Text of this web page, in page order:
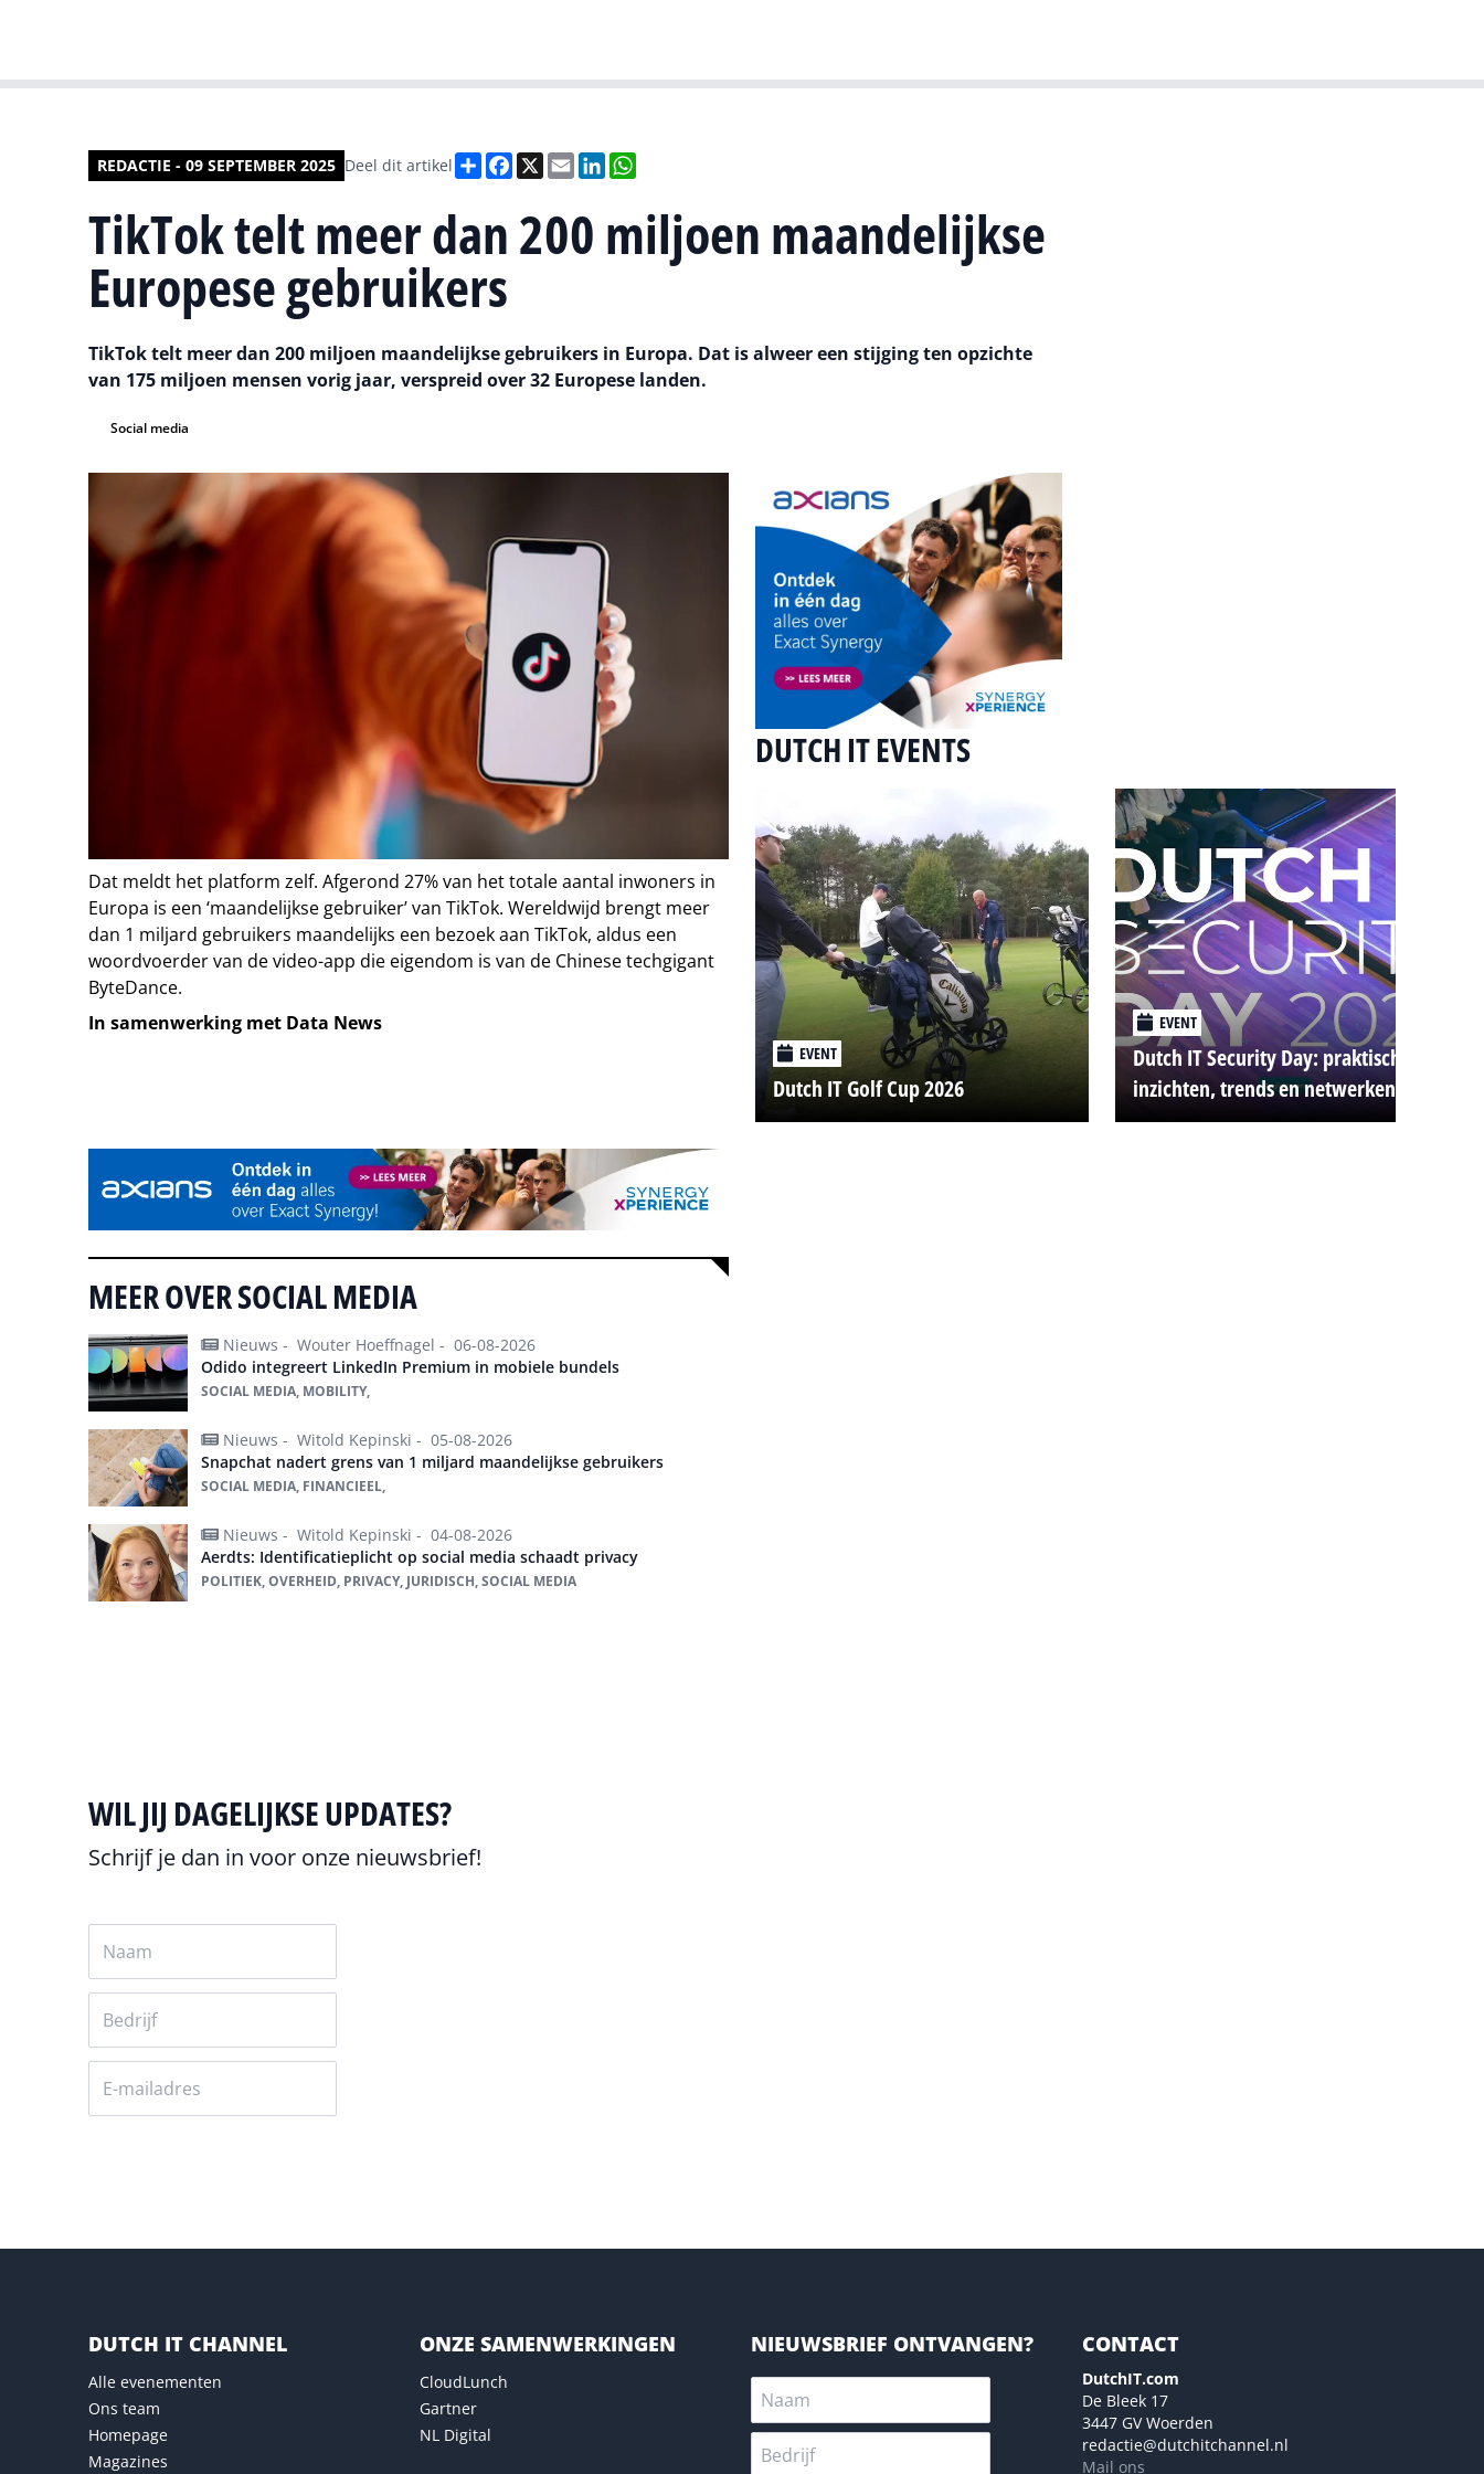
REDACTIE - 09 SEPTEMBER 2025 Deel dit artikel DeelFacebook
X EmailLinkedIn
TikTok telt meer dan 200 miljoen maandelijkse
Europese gebruikers
TikTok telt meer dan 200 miljoen maandelijkse gebruikers in Europa. Dat is alweer een stijging ten opzichte
van 175 miljoen mensen vorig jaar, verspreid over 32 Europese landen.
Social media
Dat meldt het platform zelf. Afgerond 27% van het totale aantal inwoners in
Europa is een ‘maandelijkse gebruiker’ van TikTok. Wereldwijd brengt meer
dan 1 miljard gebruikers maandelijks een bezoek aan TikTok, aldus een
woordvoerder van de video-app die eigendom is van de Chinese techgigant
ByteDance.
In samenwerking met Data News
DUTCH IT EVENTS
EVENT
Dutch IT Golf Cup 2026
EVENT
Dutch IT Security Day: praktische
inzichten, trends en netwerken
MEER OVER SOCIAL MEDIA
Nieuws - Wouter Hoeffnagel - 06-08-2026
Odido integreert LinkedIn Premium in mobiele bundels
SOCIAL MEDIA, MOBILITY,
Nieuws - Witold Kepinski - 05-08-2026
Snapchat nadert grens van 1 miljard maandelijkse gebruikers
SOCIAL MEDIA, FINANCIEEL,
Nieuws - Witold Kepinski - 04-08-2026
Aerdts: Identificatieplicht op social media schaadt privacy
POLITIEK, OVERHEID, PRIVACY, JURIDISCH, SOCIAL MEDIA
WIL JIJ DAGELIJKSE UPDATES?
Schrijf je dan in voor onze nieuwsbrief!
DUTCH IT CHANNEL
Alle evenementen
Ons team
Homepage
Magazines
ONZE SAMENWERKINGEN
CloudLunch
Gartner
NL Digital
NIEUWSBRIEF ONTVANGEN? CONTACT
DutchIT.com
De Bleek 17
3447 GV Woerden
redactie@dutchitchannel.nl
Mail ons